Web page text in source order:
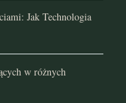
Jak Technologia
w różnych